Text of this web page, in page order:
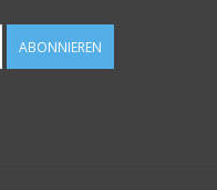
ABONNIEREN